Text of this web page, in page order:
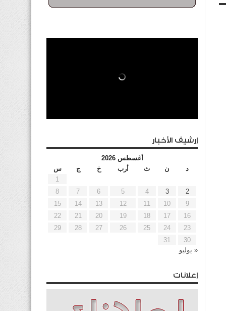
إرشيف الأخبار
أغسطس 2026
د
ن ث أرب خ ج
س
1
2
3
4
5
6
7
8
9
10
11
12
13
14
15
16
17
18
19
20
21
22
23
24
25
26
27
28
29
30
31
« يوليو
إعلانات